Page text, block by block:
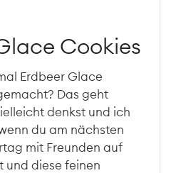
Cookies
Erdbeer Glace
Das geht
denkst und ich
du am nächsten
mit Freunden auf
und diese feinen